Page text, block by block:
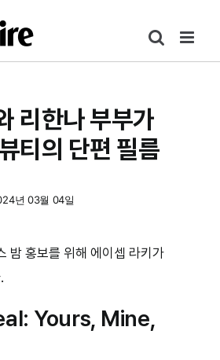
리한나 부부가
티의 단편 필름
년 03월 04일
밤 홍보를 위해 에이셉 라키가
Yours, Mine,